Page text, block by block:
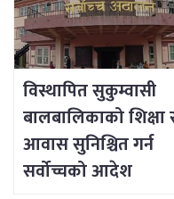
विस्थापित सुकुम्वासी
बालबालिकाको शिक्षा
आवास सुनिश्चित गर्न
सर्वोच्चको आदेश